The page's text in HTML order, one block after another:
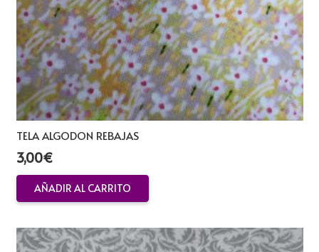
TELA ALGODON REBAJAS
3,00€
AÑADIR AL CARRITO